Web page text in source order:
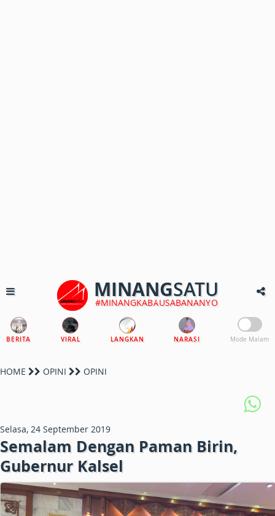
MINANGSATU
#MINANGKABAUSABANANYO
BERITA VIRAL LANGKAN NARASI Mode Malam
HOME OPINI OPINI
Selasa, 24 September 2019
Semalam Dengan Paman Birin,
Gubernur Kalsel